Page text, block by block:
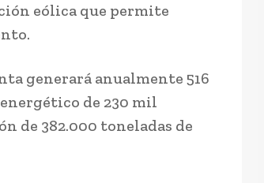
eólica que permite
generará anualmente 516
de 230 mil
de 382.000 toneladas de